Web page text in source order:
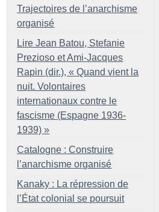
Trajectoires de l’anarchisme
organisé
Lire Jean Batou, Stefanie
Prezioso et Ami-Jacques
Rapin (dir.), « Quand vient la
nuit. Volontaires
internationaux contre le
fascisme (Espagne 1936-
1939) »
Catalogne : Construire
l’anarchisme organisé
Kanaky : La répression de
l’État colonial se poursuit